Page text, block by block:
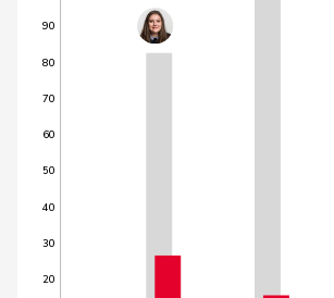
20
30
40
50
60
70
80
90